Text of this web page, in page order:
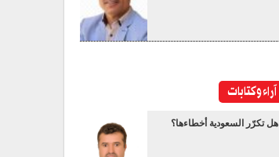
آراء وكتابات
هل تكرّر السعودية أخطاءها؟